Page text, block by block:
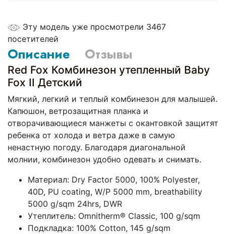
Эту модель уже просмотрели 3467
посетителей
Описание Отзывы
Red Fox Комбинезон утепленный Baby
Fox II Детский
Мягкий, легкий и теплый комбинезон для малышей.
Капюшон, ветрозащитная планка и
отворачивающиеся манжеты с окантовкой защитят
ребенка от холода и ветра даже в самую
ненастную погоду. Благодаря диагональной
молнии, комбинезон удобно одевать и снимать.
Материал: Dry Factor 5000, 100% Polyester,
40D, PU coating, W/P 5000 mm, breathability
5000 g/sqm 24hrs, DWR
Утеплитель: Omnitherm® Classic, 100 g/sqm
Подкладка: 100% Сotton, 145 g/sqm